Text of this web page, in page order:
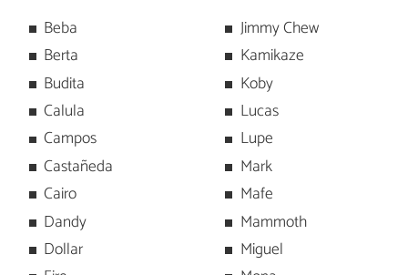
Beba
Berta
Budita
Calula
Campos
Castañeda
Cairo
Dandy
Dollar
Jimmy Chew
Kamikaze
Koby
Lucas
Lupe
Mark
Mafe
Mammoth
Miguel